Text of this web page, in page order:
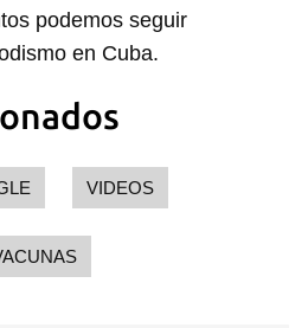
podemos seguir
en Cuba.
VIDEOS